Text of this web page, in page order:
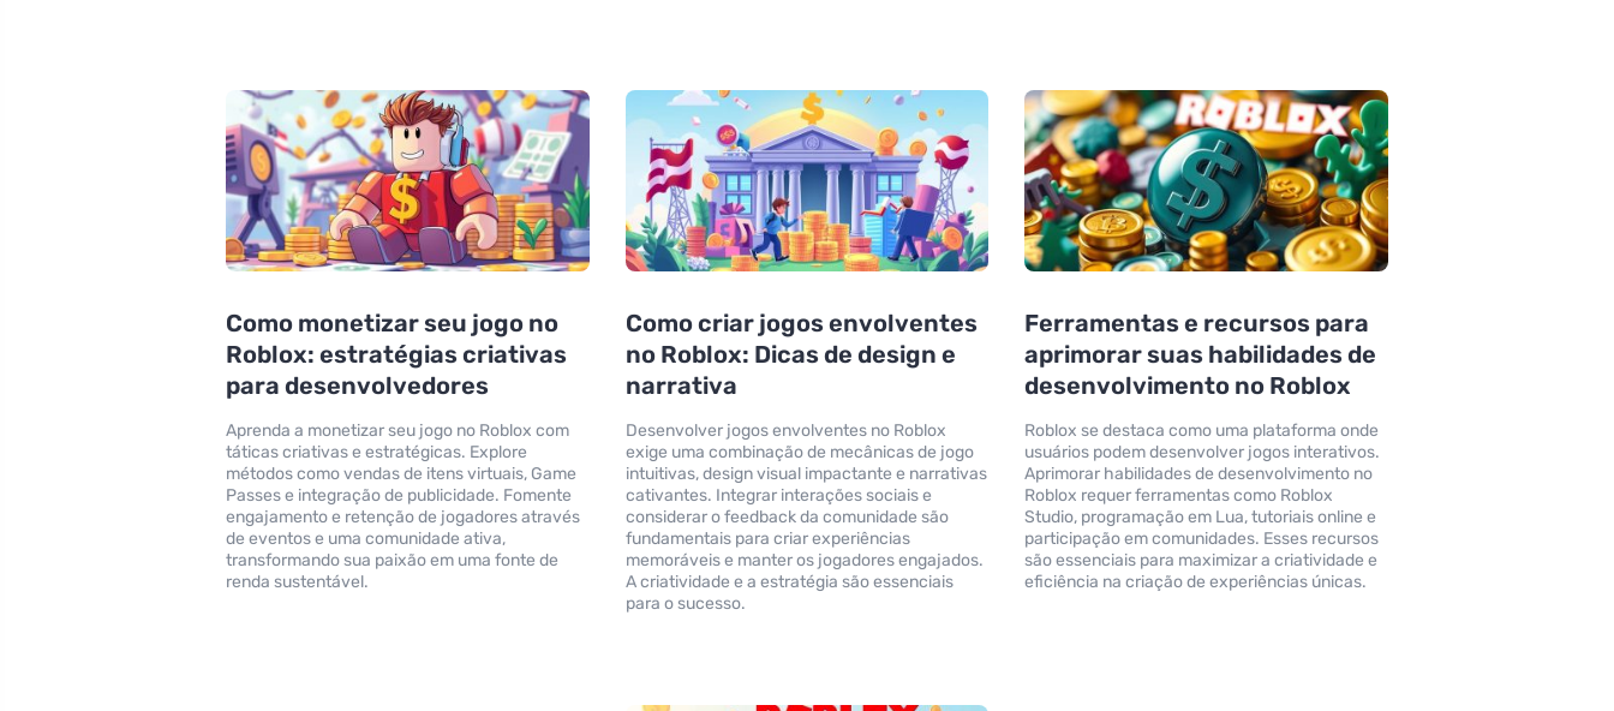
Como monetizar seu jogo no
Roblox: estratégias criativas
para desenvolvedores
Aprenda a monetizar seu jogo no Roblox com
táticas criativas e estratégicas. Explore
métodos como vendas de itens virtuais, Game
Passes e integração de publicidade. Fomente
engajamento e retenção de jogadores através
de eventos e uma comunidade ativa,
transformando sua paixão em uma fonte de
renda sustentável.
Como criar jogos envolventes
no Roblox: Dicas de design e
narrativa
Desenvolver jogos envolventes no Roblox
exige uma combinação de mecânicas de jogo
intuitivas, design visual impactante e narrativas
cativantes. Integrar interações sociais e
considerar o feedback da comunidade são
fundamentais para criar experiências
memoráveis e manter os jogadores engajados.
A criatividade e a estratégia são essenciais
para o sucesso.
Ferramentas e recursos para
aprimorar suas habilidades de
desenvolvimento no Roblox
Roblox se destaca como uma plataforma onde
usuários podem desenvolver jogos interativos.
Aprimorar habilidades de desenvolvimento no
Roblox requer ferramentas como Roblox
Studio, programação em Lua, tutoriais online e
participação em comunidades. Esses recursos
são essenciais para maximizar a criatividade e
eficiência na criação de experiências únicas.